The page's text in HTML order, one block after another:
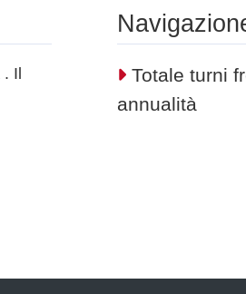
Il
Totale turni
annualità